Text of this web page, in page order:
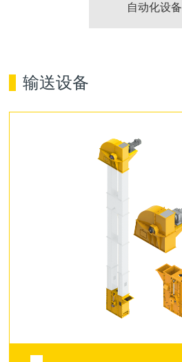
自动化设备
输送设备